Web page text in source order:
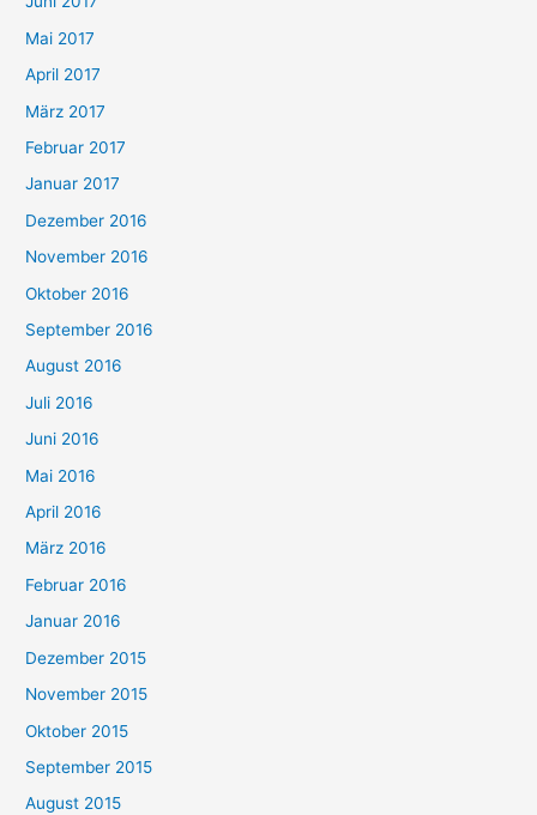
Mai 2017
April 2017
März 2017
Februar 2017
Januar 2017
Dezember 2016
November 2016
Oktober 2016
September 2016
August 2016
Juli 2016
Juni 2016
Mai 2016
April 2016
März 2016
Februar 2016
Januar 2016
Dezember 2015
November 2015
Oktober 2015
September 2015
August 2015